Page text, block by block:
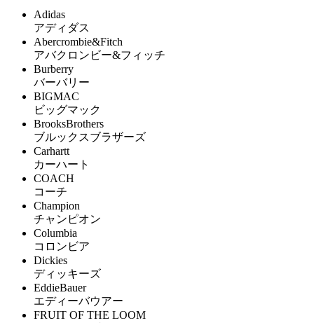
Adidas
アディダス
Abercrombie&Fitch
アバクロンビー&フィッチ
Burberry
バーバリー
BIGMAC
ビッグマック
BrooksBrothers
ブルックスブラザーズ
Carhartt
カーハート
COACH
コーチ
Champion
チャンピオン
Columbia
コロンビア
Dickies
ディッキーズ
EddieBauer
エディーバウアー
FRUIT OF THE LOOM